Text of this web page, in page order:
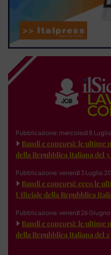
Pubblicazione: mercoledì 8
Bandi e concorsi: le ultime
della Repubblica Italiana del 3
Pubblicazione: venerdì 3 Luglio
Bandi e concorsi: ecco le
Ufficiale della Repubblica
Pubblicazione: venerdì 26
Bandi e concorsi: le ultime
della Repubblica Italiana del